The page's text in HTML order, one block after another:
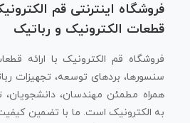
فروشگاه اینترنتی قم
قطعات الکترونیک و رباتیک
فروشگاه قم الکترونیک با ارائه
سنسورها، بردهای توسعه، تجهیزات
همراه مطمئن مهندسان، دانشجویان،
به الکترونیک است. ما با تضمین